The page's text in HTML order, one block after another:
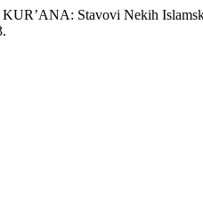
Stavovi Nekih